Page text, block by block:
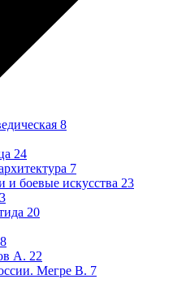
8
24
7
и боевые искусства 23
3
20
А. 22
Мегре В. 7